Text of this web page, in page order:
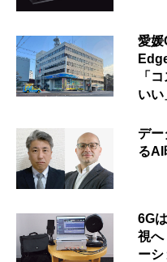
愛媛
「
いい
デー
るAI
6G
視
ーシ